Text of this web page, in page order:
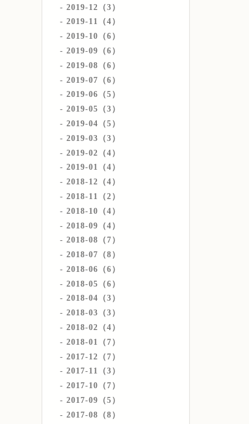
2019-12（3）
2019-11（4）
2019-10（6）
2019-09（6）
2019-08（6）
2019-07（6）
2019-06（5）
2019-05（3）
2019-04（5）
2019-03（3）
2019-02（4）
2019-01（4）
2018-12（4）
2018-11（2）
2018-10（4）
2018-09（4）
2018-08（7）
2018-07（8）
2018-06（6）
2018-05（6）
2018-04（3）
2018-03（3）
2018-02（4）
2018-01（7）
2017-12（7）
2017-11（3）
2017-10（7）
2017-09（5）
2017-08（8）